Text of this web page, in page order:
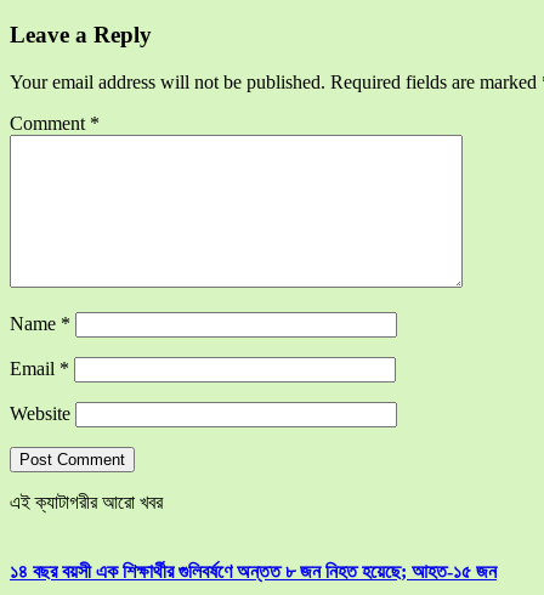
Leave a Reply
Your email address will not be published. Required fields are marked
Comment *
Name *
Email *
Website
এই ক্যাটাগরীর আরো খবর
১৪ বছর বয়সী এক শিক্ষার্থীর গুলিবর্ষণে অন্তত ৮ জন নিহত হয়েছে; আহত-১৫ জন